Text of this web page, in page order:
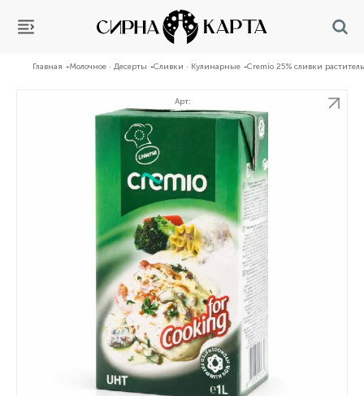
Главная Молочное · Десерты Сливки · Кулинарные Cremio 25% сливки
Арт: